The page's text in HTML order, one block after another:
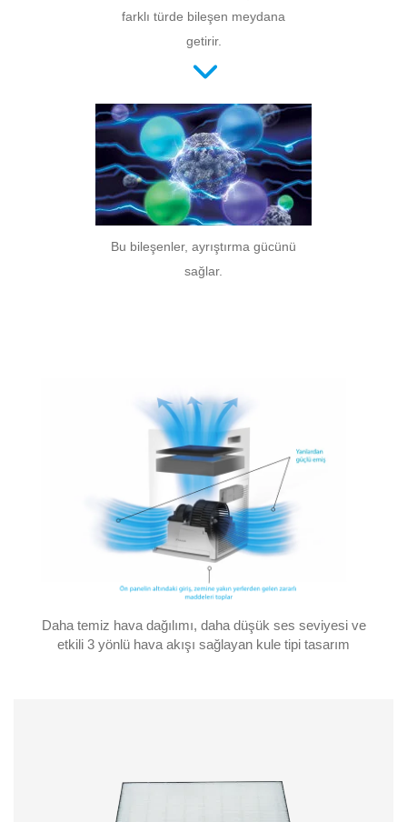
farklı türde bileşen meydana
getirir.
Bu bileşenler, ayrıştırma gücünü
sağlar.
Daha temiz hava dağılımı, daha düşük ses seviyesi ve
etkili 3 yönlü hava akışı sağlayan kule tipi tasarım